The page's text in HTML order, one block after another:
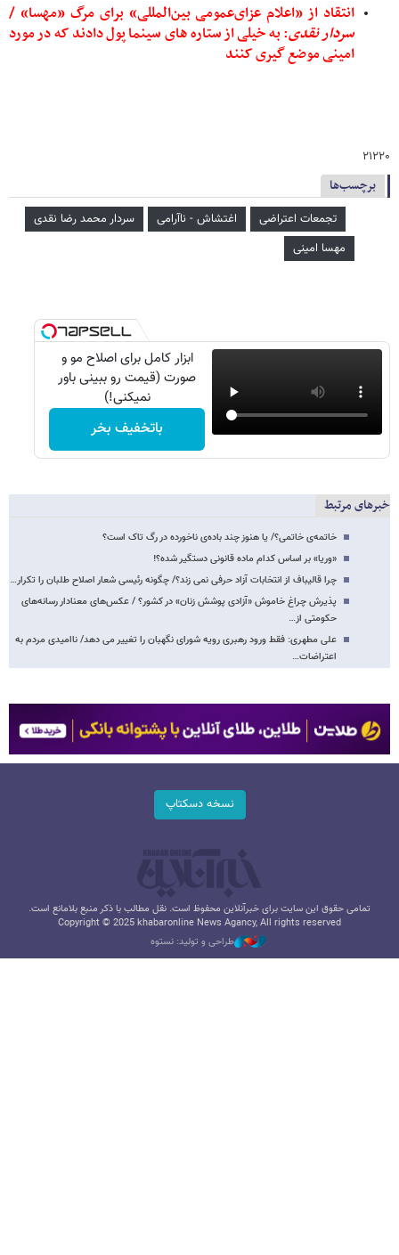
انتقاد از «اعلام عزای‌عمومی بین‌المللی» برای مرگ «مهسا» /
سردارنقدی: به خیلی از ستاره های سینما پول دادند که در مورد
امینی موضع گیری کنند
۲۱۲۲۰
برچسب‌ها
تجمعات اعتراضی اغتشاش - ناآرامی
سردار محمد رضا نقدی
مهسا امینی
ابزار کامل برای اصلاح مو و
صورت (قیمت رو ببینی باور
نمیکنی!)
باتخفیف بخر
خبرهای مرتبط
خاتمه‌ی خاتمی؟/ یا هنوز چند باده‌ی ناخورده در رگ تاک است؟
«وریا» بر اساس کدام ماده قانونی دستگیر شده؟!
چرا قالیباف از انتخابات آزاد حرفی نمی زند؟/ چگونه رئیسی شعار اصلاح طلبان را تکرار…
پذیرش چراغ خاموش «آزادی پوشش زنان» در کشور؟ / عکس‌های معنادار رسانه‌های
حکومتی از…
علی مطهری: فقط ورود رهبری رویه شورای نگهبان را تغییر می دهد/ ناامیدی مردم به
اعتراضات…
نسخه دسکتاپ
تمامی حقوق این سایت برای خبرآنلاین محفوظ است. نقل مطالب با ذکر منبع بلامانع است.
Copyright © 2025 khabaronline News Agancy, All rights reserved
طراحی و تولید: نستوه